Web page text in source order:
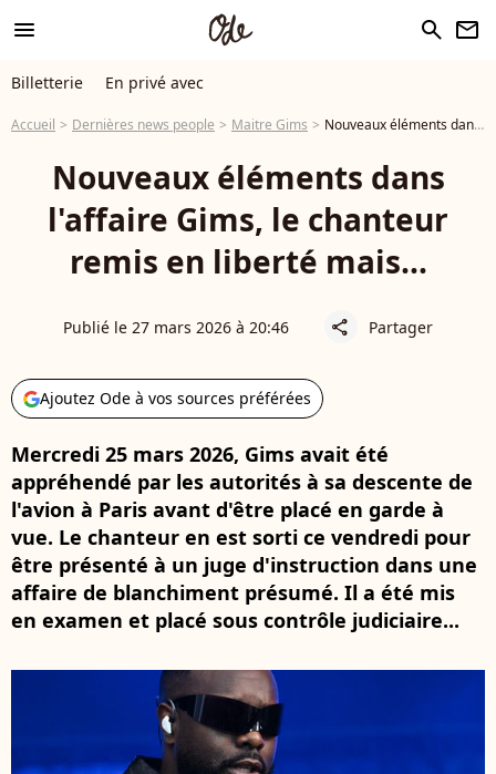
menu search newsletter
Billetterie En privé avec
Accueil Dernières news people Maitre Gims Nouveaux éléments dans l'affaire Gims, le chanteur remis en liberté mais...
Nouveaux éléments dans
l'affaire Gims, le chanteur
remis en liberté mais...
Publié le 27 mars 2026 à 20:46 share Partager
Ajoutez Ode à vos sources préférées
Mercredi 25 mars 2026, Gims avait été
appréhendé par les autorités à sa descente de
l'avion à Paris avant d'être placé en garde à
vue. Le chanteur en est sorti ce vendredi pour
être présenté à un juge d'instruction dans une
affaire de blanchiment présumé. Il a été mis
en examen et placé sous contrôle judiciaire...